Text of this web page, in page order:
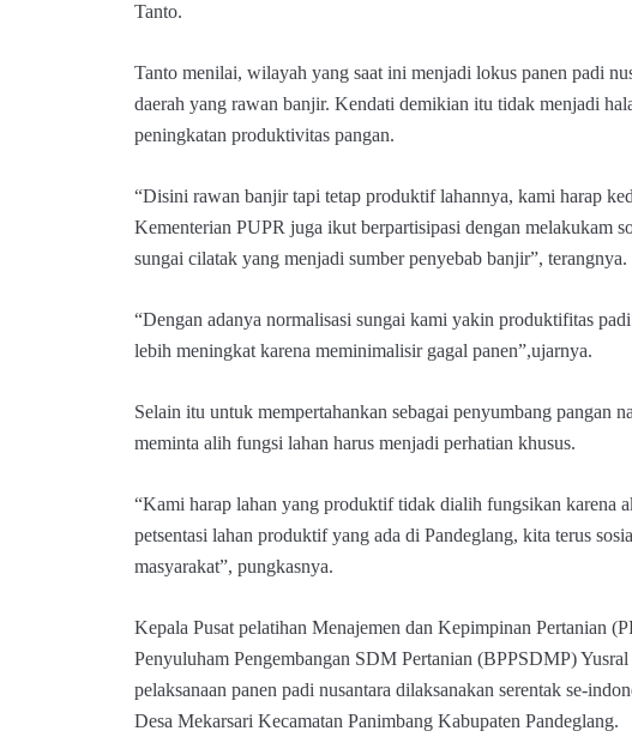
Tanto.
Tanto menilai, wilayah yang saat ini menjadi lokus panen padi
daerah yang rawan banjir. Kendati demikian itu tidak menjadi
peningkatan produktivitas pangan.
“Disini rawan banjir tapi tetap produktif lahannya, kami harap
Kementerian PUPR juga ikut berpartisipasi dengan melakukam
sungai cilatak yang menjadi sumber penyebab banjir”, terangnya.
“Dengan adanya normalisasi sungai kami yakin produktifitas
lebih meningkat karena meminimalisir gagal panen”,ujarnya.
Selain itu untuk mempertahankan sebagai penyumbang pangan
meminta alih fungsi lahan harus menjadi perhatian khusus.
“Kami harap lahan yang produktif tidak dialih fungsikan karena
petsentasi lahan produktif yang ada di Pandeglang, kita terus
masyarakat”, pungkasnya.
Kepala Pusat pelatihan Menajemen dan Kepimpinan Pertanian
Penyuluham Pengembangan SDM Pertanian (BPPSDMP)
pelaksanaan panen padi nusantara dilaksanakan serentak se-
Desa Mekarsari Kecamatan Panimbang Kabupaten Pandeglang.